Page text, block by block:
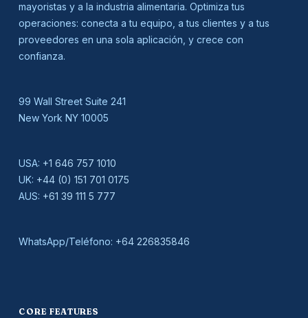
mayoristas y a la industria alimentaria. Optimiza tus
operaciones: conecta a tu equipo, a tus clientes y a tus
proveedores en una sola aplicación, y crece con
confianza.
99 Wall Street Suite 241
New York NY 10005
USA: +1 646 757 1010
UK: +44 (0) 151 701 0175
AUS: +61 39 111 5 777
WhatsApp/Teléfono: +64 226835846
CORE FEATURES